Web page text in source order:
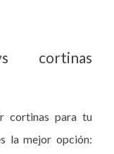
cortinas
cortinas para tu
la mejor opción: